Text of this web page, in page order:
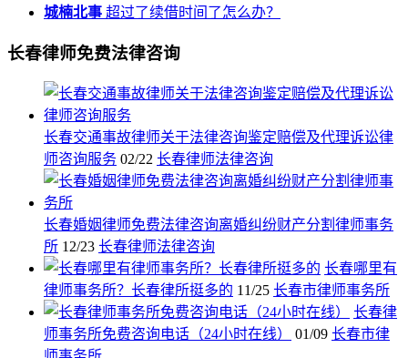
城楠北事 超过了续借时间了怎么办？
长春律师免费法律咨询
长春交通事故律师关于法律咨询鉴定赔偿及代理诉讼律
师咨询服务 02/22 长春律师法律咨询
长春婚姻律师免费法律咨询离婚纠纷财产分割律师事务
所 12/23 长春律师法律咨询
长春哪里有
律师事务所？长春律所挺多的 11/25 长春市律师事务所
长春律
师事务所免费咨询电话（24小时在线）
01/09 长春市律